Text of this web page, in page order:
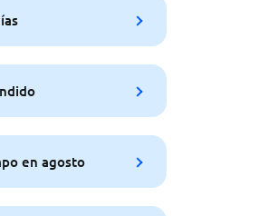
en agosto